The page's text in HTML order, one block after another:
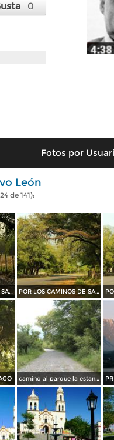
0
Fotos por
León
de 141):
POR LOS CAMINOS DE SANTIAGO POR LOS CAMINOS DE SANTIAGO
camino al parque la estanzuela